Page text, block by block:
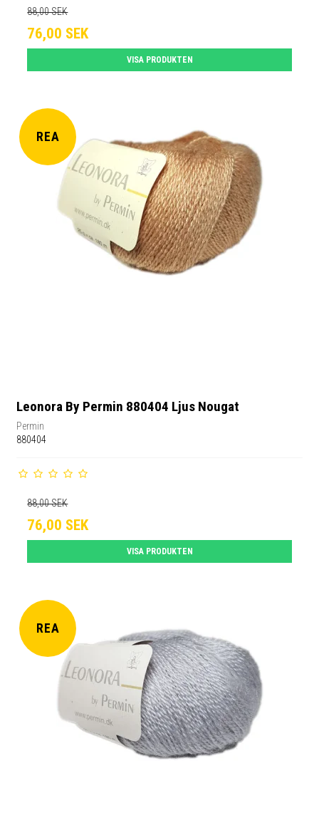
88,00 SEK
76,00 SEK
VISA PRODUKTEN
REA
Leonora By Permin 880404 Ljus Nougat
Permin
880404
88,00 SEK
76,00 SEK
VISA PRODUKTEN
REA